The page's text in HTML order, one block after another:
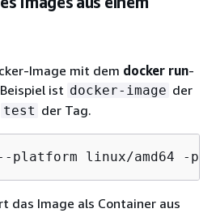
Image mit dem docker run-
ist docker-image der
test der Tag.
platform linux/amd64 -p
das Image als Container aus